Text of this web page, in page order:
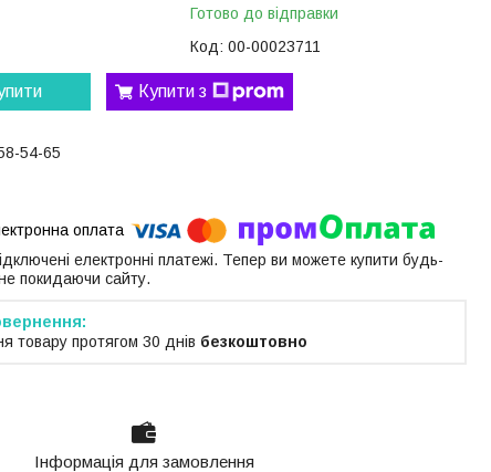
Готово до відправки
Код: 00-00023711
Купити з
54-65
електронні платежі. Тепер ви можете купити будь-
покидаючи сайту.
товару протягом 30 днів безкоштовно
Інформація для замовлення